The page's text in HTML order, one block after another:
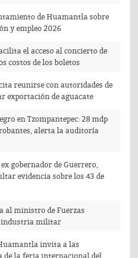
de Huamantla sobre
y empleo 2026
el acceso al concierto de
costos de los boletos
reunirse con autoridades de
exportación de aguacate
en Tzompantepec: 28 mdp
alerta la auditoría
gobernador de Guerrero,
evidencia sobre los 43 de
al ministro de Fuerzas
industria militar
invita a las
de la feria internacional del